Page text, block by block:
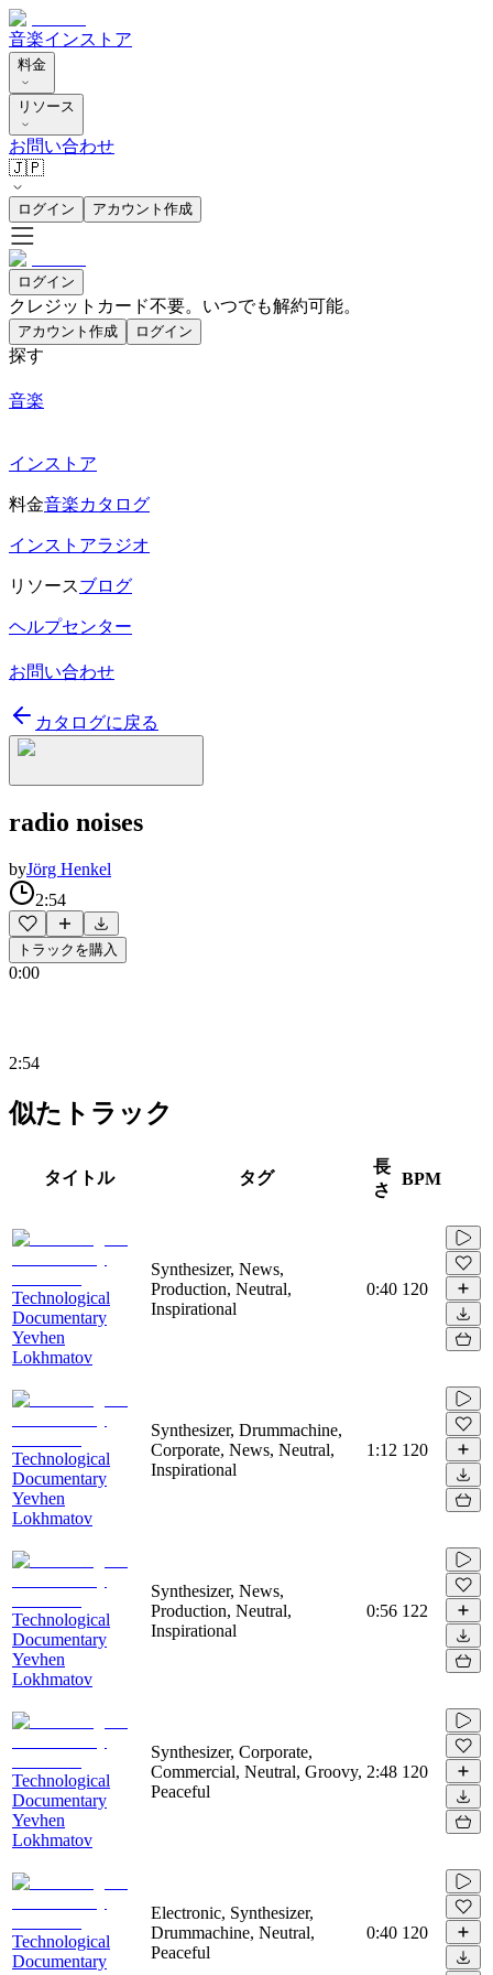
音楽インストア
料金
リソース
お問い合わせ
🇯🇵
ログイン アカウント作成
ログイン
クレジットカード不要。いつでも解約可能。
アカウント作成 ログイン
探す
音楽
インストア
料金音楽カタログ
インストアラジオ
リソースブログ
ヘルプセンター
お問い合わせ
カタログに戻る
radio noises
byJörg Henkel
2:54
トラックを購入
0:00
2:54
似たトラック
タイトル タグ
長
さ
BPM
Technological
Documentary
Yevhen
Lokhmatov
Synthesizer, News,
Production, Neutral,
Inspirational
0:40 120
Technological
Documentary
Yevhen
Lokhmatov
Synthesizer, Drummachine,
Corporate, News, Neutral,
Inspirational
1:12 120
Technological
Documentary
Yevhen
Lokhmatov
Synthesizer, News,
Production, Neutral,
Inspirational
0:56 122
Technological
Documentary
Yevhen
Lokhmatov
Synthesizer, Corporate,
Commercial, Neutral, Groovy,
Peaceful
2:48 120
Technological
Documentary
Electronic, Synthesizer,
Drummachine, Neutral,
Peaceful
0:40 120